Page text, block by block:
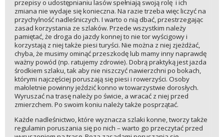
przepisy o udostępnianiu lasów spełniają swoją rolę i ich
zmiana nie wydaje się konieczna. Na razie trzeba więc liczyć na
przychylność nadleśniczych. I warto o nią dbać, przestrzegając
zasad korzystania ze szlaków. Przede wszystkim należy
pamiętać, że droga do jazdy konnej to nie tor wyścigowy i
korzystają z niej także piesi turyści. Nie można z niej zjeżdżać,
chyba, że musimy ominąć przeszkodę lub mamy inny naprawdę
ważny powód (np. ratujemy zdrowie). Dobrą praktyką jest jazda
środkiem szlaku, tak aby nie niszczyć nawierzchni po bokach,
którymi najczęściej poruszają się piesi i rowerzyści. Osoby
małoletnie powinny jeździć konno w towarzystwie dorosłych.
Wyruszać na trasę należy po świcie, a wracać z niej przed
zmierzchem. Po swoim koniu należy także posprzątać.
Każde nadleśnictwo, które wyznacza szlaki konne, tworzy także
regulamin poruszania się po nich – warto go przeczytać przed